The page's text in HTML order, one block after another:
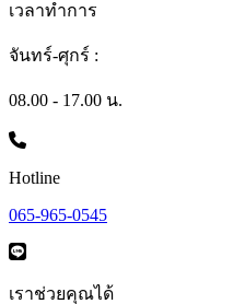
เวลาทำการ
จันทร์-ศุกร์ :
08.00 - 17.00 น.
Hotline
065-965-0545
เราช่วยคุณได้